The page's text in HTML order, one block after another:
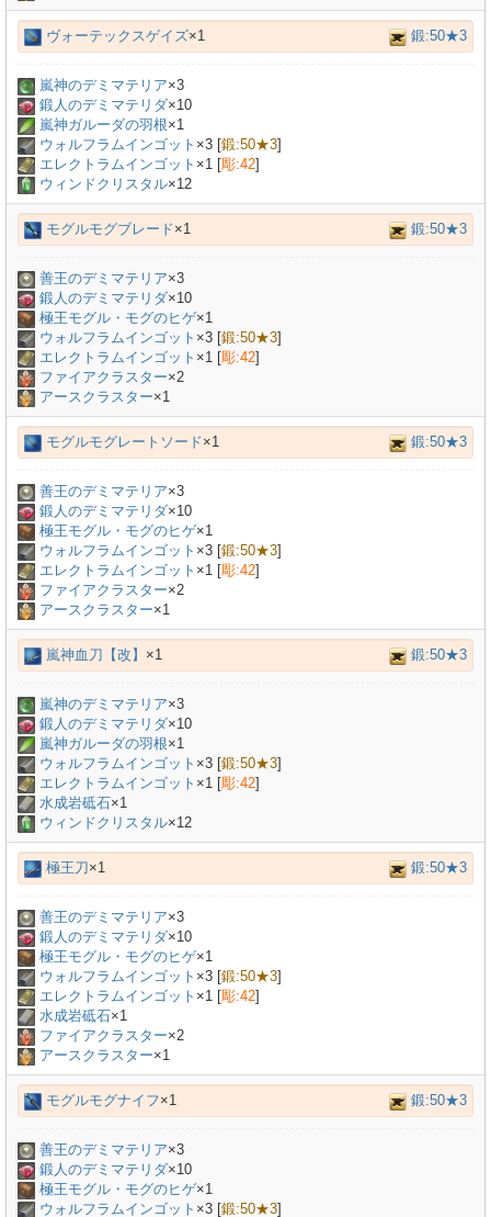
ヴォーテックスゲイズ×1 鍛:50★3
嵐神のデミマテリア×3
鍛人のデミマテリダ×10
嵐神ガルーダの羽根×1
ウォルフラムインゴット ×3 [鍛:50★3]
エレクトラムインゴット ×1 [彫:42]
ウィンドクリスタル×12
モグルモグブレード×1 鍛:50★3
善王のデミマテリア×3
鍛人のデミマテリダ×10
極王モグル・モグのヒゲ×1
ウォルフラムインゴット ×3 [鍛:50★3]
エレクトラムインゴット ×1 [彫:42]
ファイアクラスター×2
アースクラスター×1
モグルモグレートソード×1 鍛:50★3
善王のデミマテリア×3
鍛人のデミマテリダ×10
極王モグル・モグのヒゲ×1
ウォルフラムインゴット ×3 [鍛:50★3]
エレクトラムインゴット ×1 [彫:42]
ファイアクラスター×2
アースクラスター×1
嵐神血刀【改】 ×1 鍛:50★3
嵐神のデミマテリア×3
鍛人のデミマテリダ×10
嵐神ガルーダの羽根×1
ウォルフラムインゴット ×3 [鍛:50★3]
エレクトラムインゴット ×1 [彫:42]
水成岩砥石×1
ウィンドクリスタル×12
極王刀×1 鍛:50★3
善王のデミマテリア×3
鍛人のデミマテリダ×10
極王モグル・モグのヒゲ×1
ウォルフラムインゴット ×3 [鍛:50★3]
エレクトラムインゴット ×1 [彫:42]
水成岩砥石×1
ファイアクラスター×2
アースクラスター×1
モグルモグナイフ×1 鍛:50★3
善王のデミマテリア×3
鍛人のデミマテリダ×10
極王モグル・モグのヒゲ×1
ウォルフラムインゴット ×3 [鍛:50★3]